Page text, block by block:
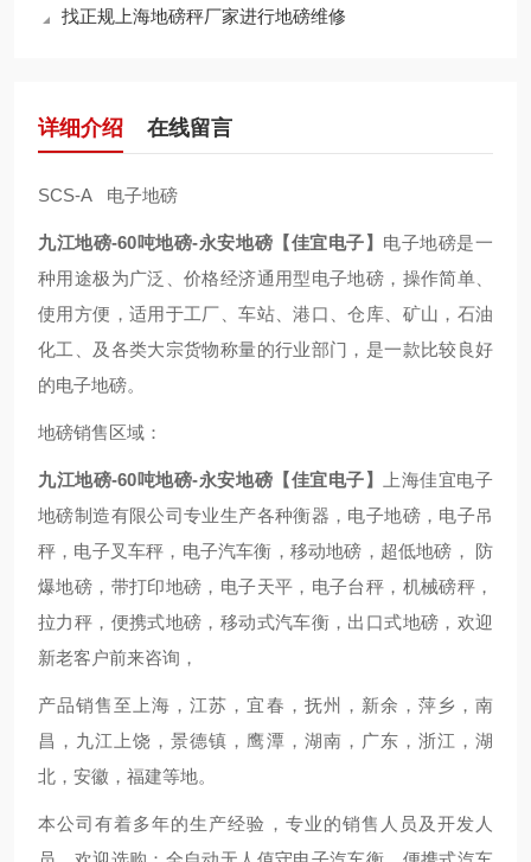
找正规上海地磅秤厂家进行地磅维修
详细介绍 在线留言
SCS-A 电子地磅
九江地磅-60吨地磅-永安地磅【佳宜电子】 电子地磅是一
种用途极为广泛、价格经济通用型电子地磅，操作简单、
使用方便，适用于工厂、车站、港口、仓库、矿山，石油
化工、及各类大宗货物称量的行业部门，是一款比较良好
的电子地磅。
地磅销售区域：
九江地磅-60吨地磅-永安地磅【佳宜电子】
上海佳宜电子
地磅制造有限公司专业生产各种衡器，电子地磅，电子吊
秤，电子叉车秤，电子汽车衡，移动地磅，超低地磅， 防
爆地磅，带打印地磅，电子天平，电子台秤，机械磅秤，
拉力秤，便携式地磅，移动式汽车衡，出口式地磅，欢迎
新老客户前来咨询，
产品销售至上海，江苏，宜春，抚州，新余，萍乡，南
昌，九江上饶，景德镇，鹰潭，湖南，广东，浙江，湖
北，安徽，福建等地。
本公司有着多年的生产经验，专业的销售人员及开发人